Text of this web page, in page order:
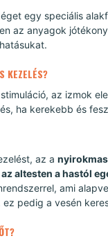
egy speciális
az anyagok
KEZELÉS?
az izmok
ha kerekebb és
az a
altesten a hastól
ami
pedig a vesén